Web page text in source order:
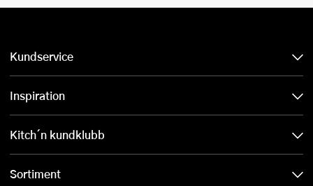
Kundservice
Inspiration
Kitch´n kundklubb
Sortiment